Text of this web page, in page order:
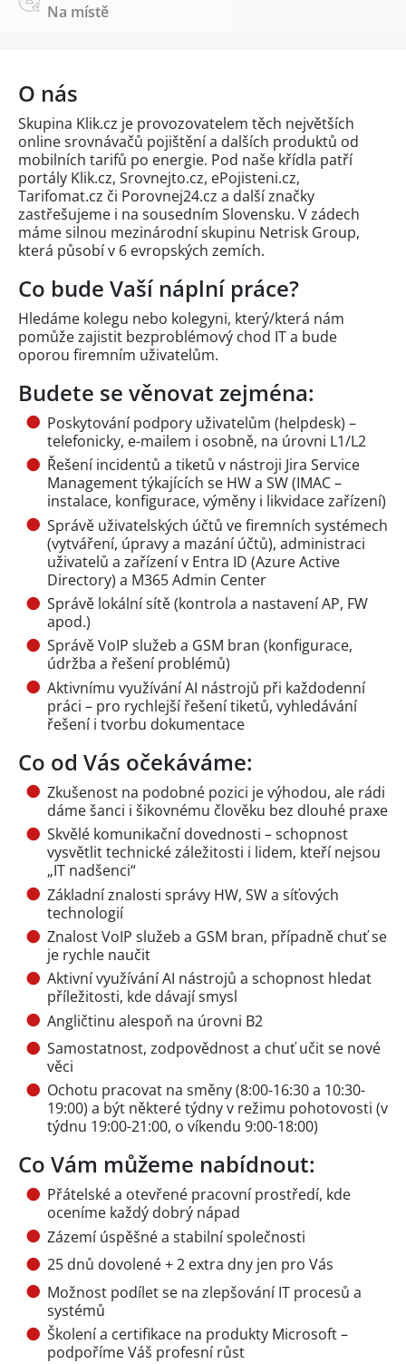
Na místě
O nás
Skupina Klik.cz je provozovatelem těch největších
online srovnávačů pojištění a dalších produktů od
mobilních tarifů po energie. Pod naše křídla patří
portály Klik.cz, Srovnejto.cz, ePojisteni.cz,
Tarifomat.cz či Porovnej24.cz a další značky
zastřešujeme i na sousedním Slovensku. V zádech
máme silnou mezinárodní skupinu Netrisk Group,
která působí v 6 evropských zemích.
Co bude Vaší náplní práce?
Hledáme kolegu nebo kolegyni, který/která nám
pomůže zajistit bezproblémový chod IT a bude
oporou firemním uživatelům.
Budete se věnovat zejména:
Poskytování podpory uživatelům (helpdesk) –
telefonicky, e-mailem i osobně, na úrovni L1/L2
Řešení incidentů a tiketů v nástroji Jira Service
Management týkajících se HW a SW (IMAC –
instalace, konfigurace, výměny i likvidace zařízení)
Správě uživatelských účtů ve firemních systémech
(vytváření, úpravy a mazání účtů), administraci
uživatelů a zařízení v Entra ID (Azure Active
Directory) a M365 Admin Center
Správě lokální sítě (kontrola a nastavení AP, FW
apod.)
Správě VoIP služeb a GSM bran (konfigurace,
údržba a řešení problémů)
Aktivnímu využívání AI nástrojů při každodenní
práci – pro rychlejší řešení tiketů, vyhledávání
řešení i tvorbu dokumentace
Co od Vás očekáváme:
Zkušenost na podobné pozici je výhodou, ale rádi
dáme šanci i šikovnému člověku bez dlouhé praxe
Skvělé komunikační dovednosti – schopnost
vysvětlit technické záležitosti i lidem, kteří nejsou
„IT nadšenci“
Základní znalosti správy HW, SW a síťových
technologií
Znalost VoIP služeb a GSM bran, případně chuť se
je rychle naučit
Aktivní využívání AI nástrojů a schopnost hledat
příležitosti, kde dávají smysl
Angličtinu alespoň na úrovni B2
Samostatnost, zodpovědnost a chuť učit se nové
věci
Ochotu pracovat na směny (8:00-16:30 a 10:30-
19:00) a být některé týdny v režimu pohotovosti (v
týdnu 19:00-21:00, o víkendu 9:00-18:00)
Co Vám můžeme nabídnout:
Přátelské a otevřené pracovní prostředí, kde
oceníme každý dobrý nápad
Zázemí úspěšné a stabilní společnosti
25 dnů dovolené + 2 extra dny jen pro Vás
Možnost podílet se na zlepšování IT procesů a
systémů
Školení a certifikace na produkty Microsoft –
podpoříme Váš profesní růst